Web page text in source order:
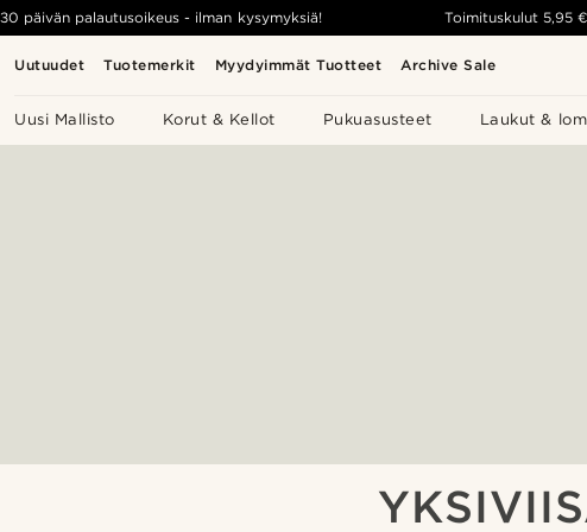
Uutuudet Tuotemerkit Myydyimmät Tuotteet Archive Sale
Uusi Mallisto Korut & Kellot Pukuasusteet Laukut &
30 päivän palautusoikeus - ilman kysymyksiä! Toimituskulut 5,95 €